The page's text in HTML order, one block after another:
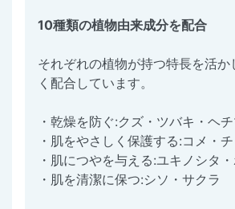
10種類の植物由来成分を配合
それぞれの植物が持つ特長を活か
く配合しています。
・乾燥を防ぐ:クズ・ツバキ・ヘ
・肌をやさしく保護する:コメ・
・肌につやを与える:ユキノシタ
・肌を清潔に保つ:シソ・サクラ